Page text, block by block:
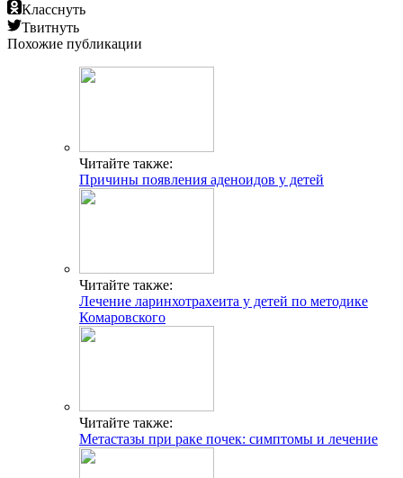
Класснуть
Твитнуть
Похожие публикации
Читайте также:
Причины появления аденоидов у детей
Читайте также:
Лечение ларинхотрахеита у детей по методике
Комаровского
Читайте также:
Метастазы при раке почек: симптомы и лечение